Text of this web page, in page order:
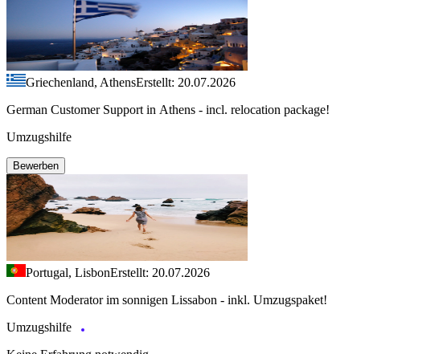
Griechenland, AthensErstellt: 20.07.2026
German Customer Support in Athens - incl. relocation package!
Umzugshilfe
Bewerben
Portugal, LisbonErstellt: 20.07.2026
Content Moderator im sonnigen Lissabon - inkl. Umzugspaket!
Umzugshilfe